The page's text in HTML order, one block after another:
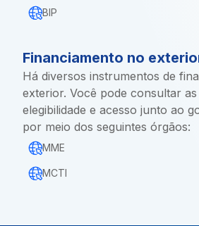
BIP
Financiamento no
Há diversos instrumentos de
exterior. Você pode consultar
elegibilidade e acesso junto ao
por meio dos seguintes órgãos:
MME
MCTI